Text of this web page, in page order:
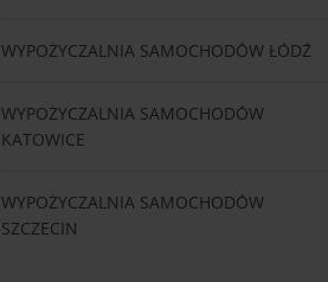
WYPOŻYCZALNIA SAMOCHODÓW ŁÓDŹ
WYPOŻYCZALNIA SAMOCHODÓW
KATOWICE
WYPOŻYCZALNIA SAMOCHODÓW
SZCZECIN